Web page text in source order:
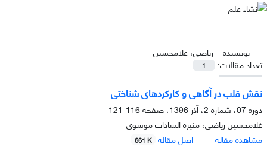
نویسنده =ریاضی، غلامحسین
تعداد مقالات:
1
نقش قلب در آگاهی و کارکردهای شناختی
دوره 07، شماره 2، آذر 1396، صفحه
116-121
غلامحسین ریاضی، منیره السادات موسوی
مشاهده مقاله
اصل مقاله 661 K